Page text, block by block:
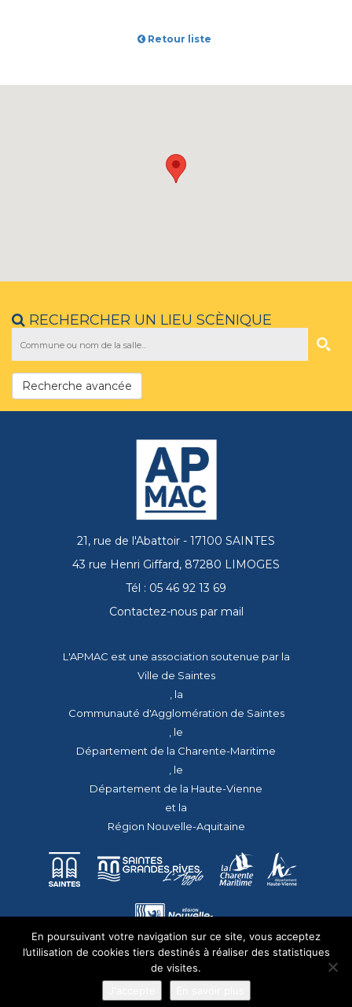
Retour liste
RECHERCHER UN LIEU SCÈNIQUE
Recherche avancée
21, rue de l'Abattoir - 17100 SAINTES
43 rue Henri Giffard, 87280 LIMOGES
Tél : 05 46 92 13 69
Contactez-nous par mail
L'APMAC est une association soutenue par la
Ville de Saintes
, la
Communauté d'Agglomération de Saintes
, le
Département de la Charente-Maritime
, le
Département de la Haute-Vienne
et la
Région Nouvelle-Aquitaine
© 2026 - Tous droits réservés - apmac.fr - réalisation :
En poursuivant votre navigation sur ce site, vous acceptez
l’utilisation de cookies tiers destinés à réaliser des statistiques
de visites.